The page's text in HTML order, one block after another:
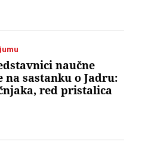
naučne
na sastanku o Jadru:
red pristalica